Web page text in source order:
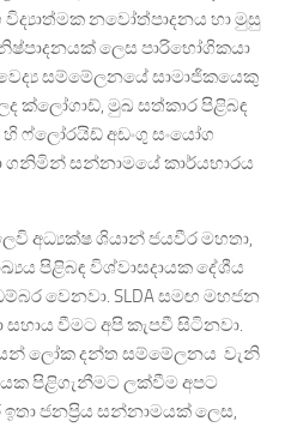
විද්‍යාත්මක නවෝත්පාදනය හා මුසු
ලෙස පාරිභෝගිකයා
සම්මේලනයේ සාමාජිකයෙකු
ක්ලෝගාඩ්, මුඛ සත්කාර පිළිබඳ
ෆ්ලෝරයිඩ් අඩංගු සංයෝග
ගනිමින් සන්නාමයේ කාර්යභාරය
අධ්‍යක්ෂ ශියාන් ජයවීර මහතා,
පිළිබඳ විශ්වාසදායක දේශීය
වෙනවා. SLDA සමඟ මහජන
වීමට අපි කැපවී සිටිනවා.
ලෝක දන්ත සම්මේලනය වැනි
පිළිගැනීමට ලක්වීම අපට
ජනප්‍රිය සන්නාමයක් ලෙස,